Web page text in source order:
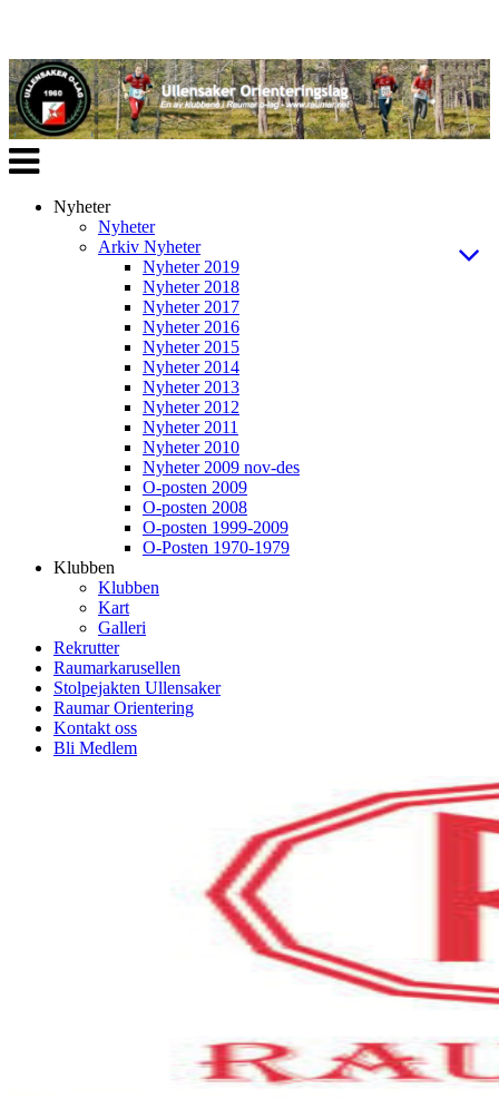
Veksle
navigasjon
Nyheter
Nyheter
Arkiv Nyheter
Nyheter 2019
Nyheter 2018
Nyheter 2017
Nyheter 2016
Nyheter 2015
Nyheter 2014
Nyheter 2013
Nyheter 2012
Nyheter 2011
Nyheter 2010
Nyheter 2009 nov-des
O-posten 2009
O-posten 2008
O-posten 1999-2009
O-Posten 1970-1979
Klubben
Klubben
Kart
Galleri
Rekrutter
Raumarkarusellen
Stolpejakten Ullensaker
Raumar Orientering
Kontakt oss
Bli Medlem